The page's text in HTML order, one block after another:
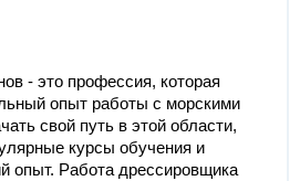
- это профессия, которая
опыт работы с морскими
свой путь в этой области,
курсы обучения и
опыт. Работа дрессировщика